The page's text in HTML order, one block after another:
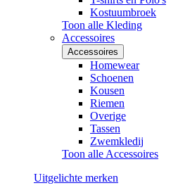
Kostuumbroek
Toon alle Kleding
Accessoires
Accessoires
Homewear
Schoenen
Kousen
Riemen
Overige
Tassen
Zwemkledij
Toon alle Accessoires
Uitgelichte merken